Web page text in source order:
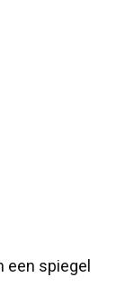
een spiegel